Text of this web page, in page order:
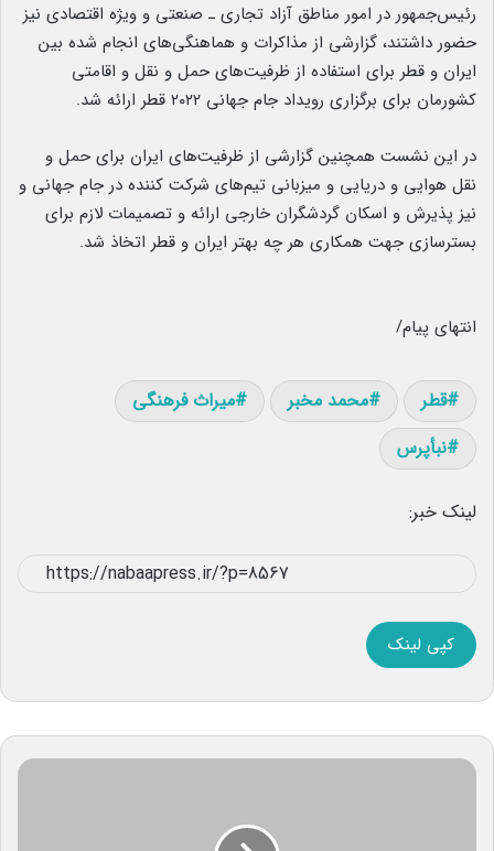
رئیس‌جمهور در امور مناطق آزاد تجاری ـ صنعتی و ویژه اقتصادی نیز
حضور داشتند، گزارشی از مذاکرات و هماهنگی‌های انجام شده بین
ایران و قطر برای استفاده از ظرفیت‌های حمل و نقل و اقامتی
کشورمان برای برگزاری رویداد جام جهانی ۲۰۲۲ قطر ارائه شد.
در این نشست همچنین گزارشی از ظرفیت‌های ایران برای حمل و
نقل هوایی و دریایی و میزبانی تیم‌های شرکت کننده در جام جهانی و
نیز پذیرش و اسکان گردشگران خارجی ارائه و تصمیمات لازم برای
بسترسازی جهت همکاری هر چه بهتر ایران و قطر اتخاذ شد.
انتهای پیام/
قطر محمد مخبر
میراث فرهنگی
نبأپرس
لینک خبر:
کپی لینک